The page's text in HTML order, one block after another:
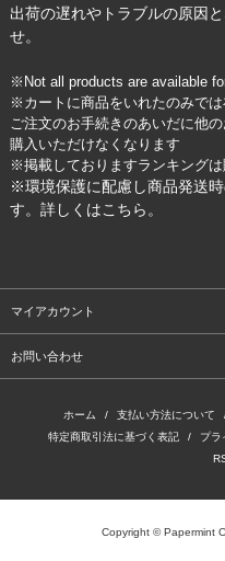
出荷の遅れやトラブルの原因
せ。
※Not all products are available
※カートに商品をいれたのみで
ご注文のお手続きのあいだに他
購入いただけなくなります
※掲載しておりますランキング
※環境保護に配慮し商品発送
す。詳しくはこちら 。
マイアカウント
お問い合わせ
ホーム / 支払い方法について
特定商取引法に基づく表記
/ プラ
Copyright © Papermint